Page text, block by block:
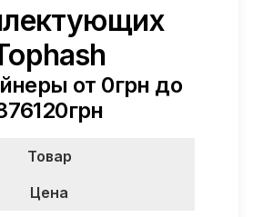
от 0грн до
Товар
Цена